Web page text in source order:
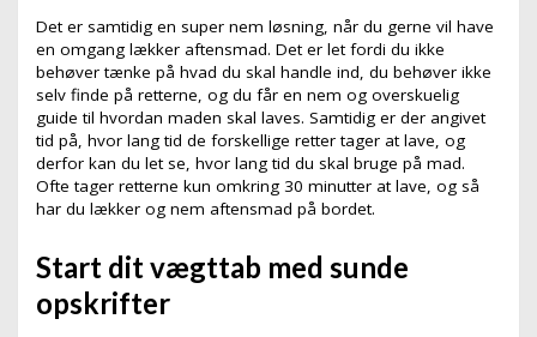
Det er samtidig en super nem løsning, når du gerne vil have
en omgang lækker aftensmad. Det er let fordi du ikke
behøver tænke på hvad du skal handle ind, du behøver ikke
selv finde på retterne, og du får en nem og overskuelig
guide til hvordan maden skal laves. Samtidig er der angivet
tid på, hvor lang tid de forskellige retter tager at lave, og
derfor kan du let se, hvor lang tid du skal bruge på mad.
Ofte tager retterne kun omkring 30 minutter at lave, og så
har du lækker og nem aftensmad på bordet.
Start dit vægttab med sunde
opskrifter